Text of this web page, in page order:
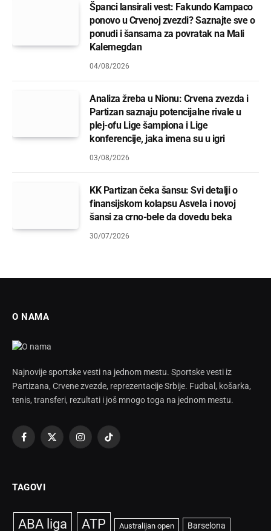
Španci lansirali vest: Fakundo Kampaco
ponovo u Crvenoj zvezdi? Saznajte sve o
ponudi i šansama za povratak na Mali
Kalemegdan
04/08/2026
Analiza žreba u Nionu: Crvena zvezda i
Partizan saznaju potencijalne rivale u
plej-ofu Lige šampiona i Lige
konferencije, jaka imena su u igri
03/08/2026
KK Partizan čeka šansu: Svi detalji o
finansijskom kolapsu Asvela i novoj
šansi za crno-bele da dovedu beka
30/07/2026
O NAMA
Najnovije sportske vesti na jednom mestu. Sportske vesti iz
Partizana, Crvene zvezde, reprezentacije Srbije. Fudbal, košarka,
tenis, transferi, rezultati i još mnogo toga na jednom mestu.
Facebook
X
InstagramTikTok
TAGOVI
ABA liga ATP Australijan open Barselona